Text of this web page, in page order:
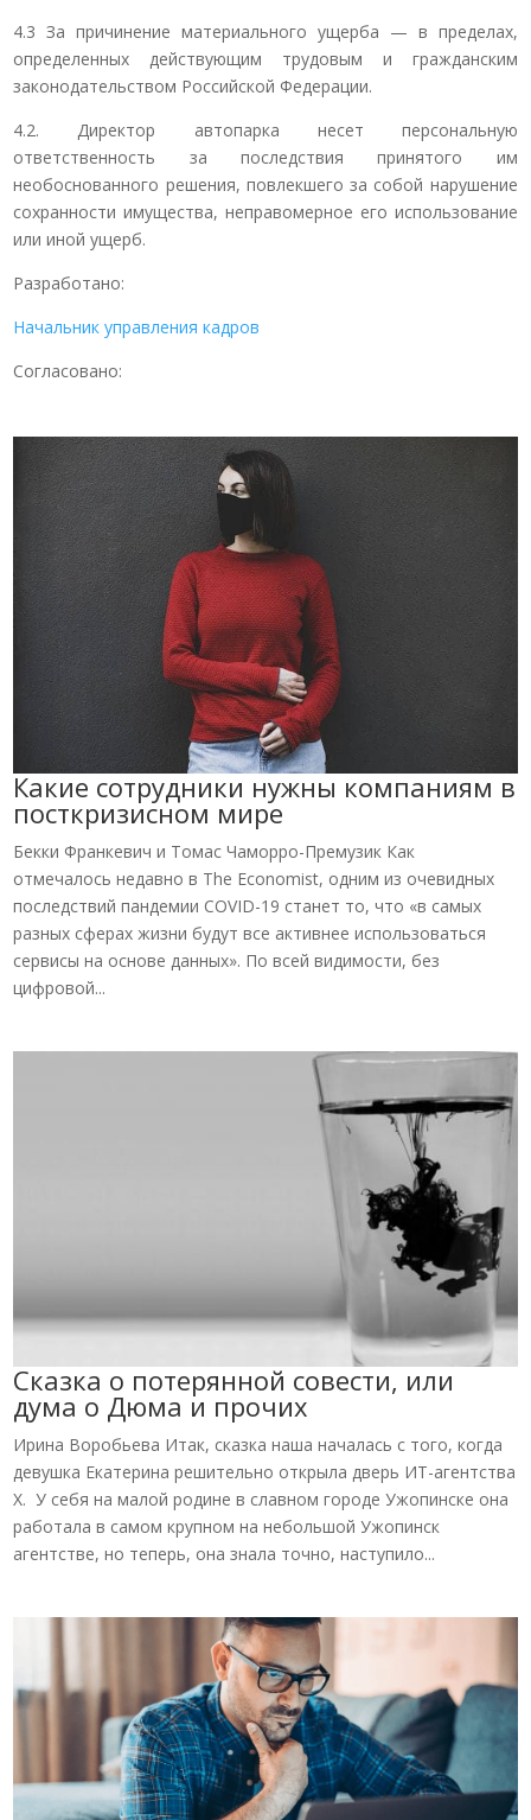
4.3 За причинение материального ущерба — в пределах,
определенных действующим трудовым и гражданским
законодательством Российской Федерации.
4.2. Директор автопарка несет персональную
ответственность за последствия принятого им
необоснованного решения, повлекшего за собой нарушение
сохранности имущества, неправомерное его использование
или иной ущерб.
Разработано:
Начальник управления кадров
Согласовано:
Какие сотрудники нужны компаниям в
посткризисном мире
Бекки Франкевич и Томас Чаморро-Премузик Как
отмечалось недавно в The Economist, одним из очевидных
последствий пандемии COVID-19 станет то, что «в самых
разных сферах жизни будут все активнее использоваться
сервисы на основе данных». По всей видимости, без
цифровой...
Сказка о потерянной совести, или
дума о Дюма и прочих
Ирина Воробьева Итак, сказка наша началась с того, когда
девушка Екатерина решительно открыла дверь ИТ-агентства
X. У себя на малой родине в славном городе Ужопинске она
работала в самом крупном на небольшой Ужопинск
агентстве, но теперь, она знала точно, наступило...